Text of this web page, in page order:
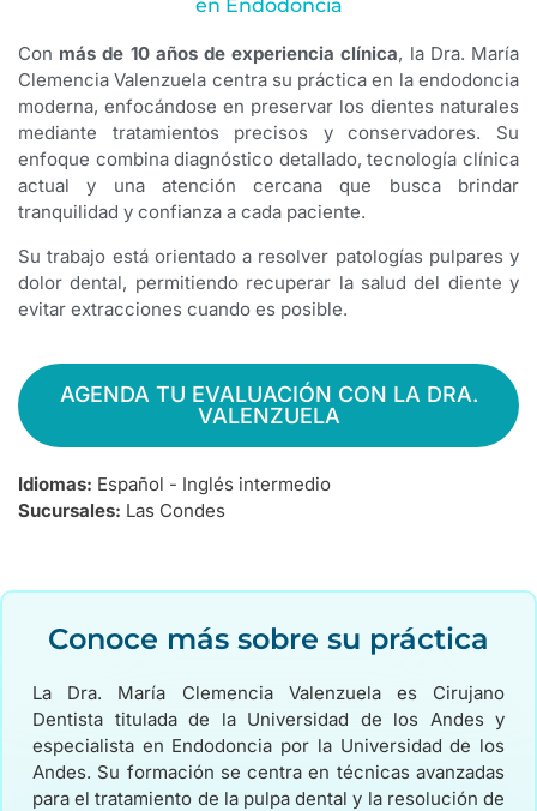
en Endodoncia
Con más de 10 años de experiencia clínica, la Dra. María
Clemencia Valenzuela centra su práctica en la endodoncia
moderna, enfocándose en preservar los dientes naturales
mediante tratamientos precisos y conservadores. Su
enfoque combina diagnóstico detallado, tecnología clínica
actual y una atención cercana que busca brindar
tranquilidad y confianza a cada paciente.
Su trabajo está orientado a resolver patologías pulpares y
dolor dental, permitiendo recuperar la salud del diente y
evitar extracciones cuando es posible.
AGENDA TU EVALUACIÓN CON LA DRA.
VALENZUELA
Idiomas: Español - Inglés intermedio
Sucursales: Las Condes
Conoce más sobre su práctica
La Dra. María Clemencia Valenzuela es Cirujano
Dentista titulada de la Universidad de los Andes y
especialista en Endodoncia por la Universidad de los
Andes. Su formación se centra en técnicas avanzadas
para el tratamiento de la pulpa dental y la resolución de